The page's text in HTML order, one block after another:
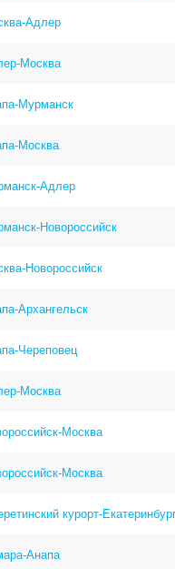
Адлер
Москва
Мурманск
Москва
Адлер
Новороссийск
Новороссийск
Архангельск
Череповец
Москва
Москва
Москва
курорт-
Анапа